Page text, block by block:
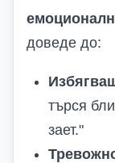
доведе до:
търся
зает."